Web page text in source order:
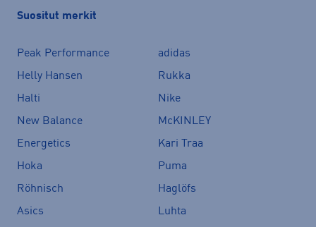
Suositut merkit
Peak Performance
adidas
Helly Hansen
Rukka
Halti
Nike
New Balance
McKINLEY
Energetics
Kari Traa
Hoka
Puma
Röhnisch
Haglöfs
Asics
Luhta